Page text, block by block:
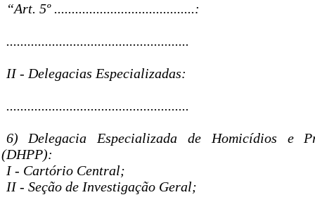
“Art. 5º ........................................:
....................................................
II - Delegacias Especializadas:
....................................................
6) Delegacia Especializada de Homicídios e
(DHPP):
I - Cartório Central;
II - Seção de Investigação Geral;